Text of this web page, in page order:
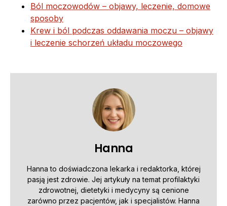
Ból moczowodów – objawy, leczenie, domowe
sposoby
Krew i ból podczas oddawania moczu – objawy
i leczenie schorzeń układu moczowego
Hanna
Hanna to doświadczona lekarka i redaktorka, której
pasją jest zdrowie. Jej artykuły na temat profilaktyki
zdrowotnej, dietetyki i medycyny są cenione
zarówno przez pacjentów, jak i specjalistów. Hanna